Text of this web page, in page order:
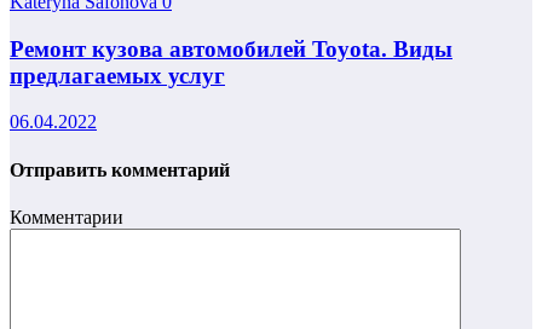
Ремонт кузова автомобилей Toyota. Виды
предлагаемых услуг
06.04.2022
Отправить комментарий
Комментарии